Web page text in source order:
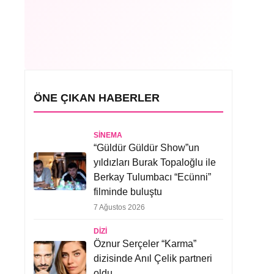
ÖNE ÇIKAN HABERLER
SINEMA
“Güldür Güldür Show”un
yıldızları Burak Topaloğlu ile
Berkay Tulumbacı “Ecünni”
filminde buluştu
7 Ağustos 2026
DIZI
Öznur Serçeler “Karma”
dizisinde Anıl Çelik partneri